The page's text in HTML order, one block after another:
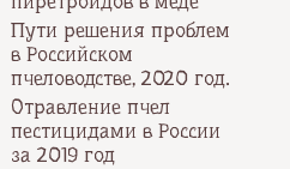
Пути решения проблем
в Российском
пчеловодстве, 2020 год.
Отравление пчел
пестицидами в России
за 2019 год